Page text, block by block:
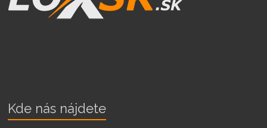
Kde nás nájdete